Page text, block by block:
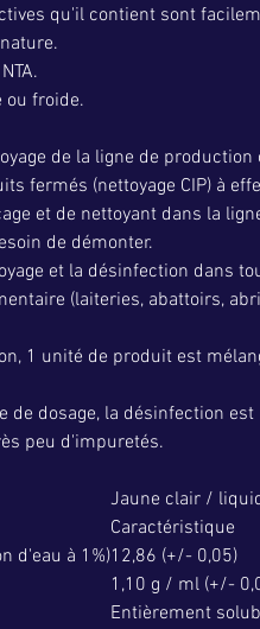
qu'il contient sont
ou froide.
de la ligne de production
fermés (nettoyage CIP) à
et de nettoyant dans la
de démonter.
et la désinfection dans
(laiteries, abattoirs,
1 unité de produit est
de dosage, la désinfection
peu d'impuretés.
Jaune clair /
Caractéristique
d'eau à 1%)12,86 (+/- 0,05)
1,10 g / ml (+/-
Entièrement